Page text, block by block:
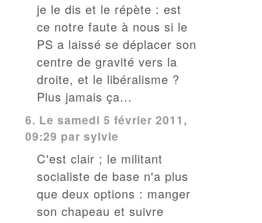
je le dis et le répète : est
ce notre faute à nous si le
PS a laissé se déplacer son
centre de gravité vers la
droite, et le libéralisme ?
Plus jamais ça...
6. Le samedi 5 février 2011,
09:29 par sylvie
C'est clair ; le militant
socialiste de base n'a plus
que deux options : manger
son chapeau et suivre